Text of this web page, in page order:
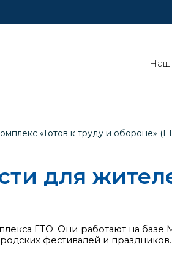
Наш
«Готов к труду и обороне»
для
ГТО. Они работают
фестивалей и праздников.